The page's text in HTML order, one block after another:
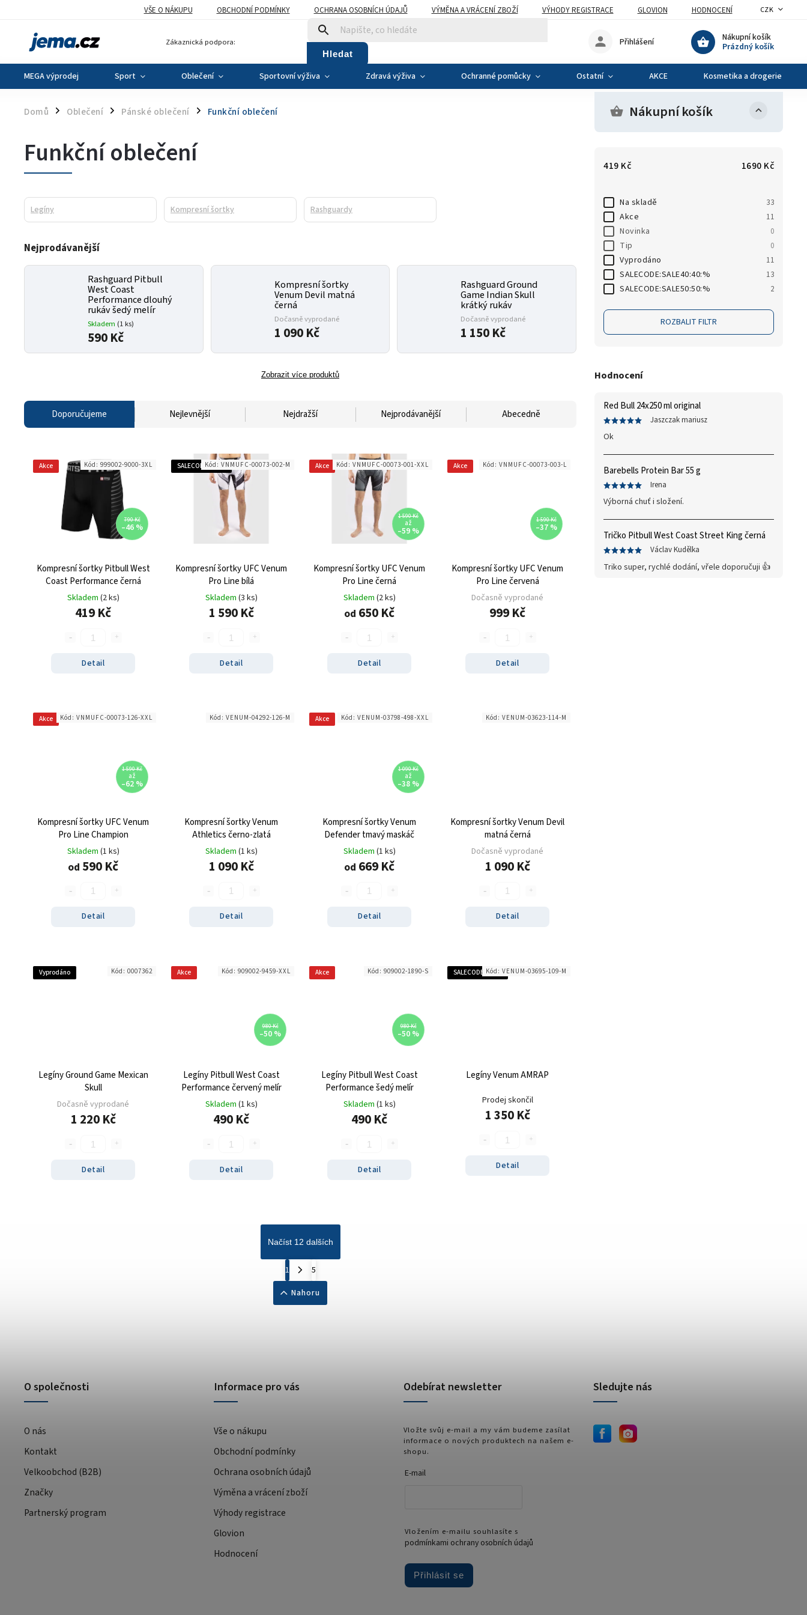
VŠE O NÁKUPU OBCHODNÍ PODMÍNKY OCHRANA OSOBNÍCH ÚDAJŮ VÝMĚNA A VRÁCENÍ ZBOŽÍ VÝHODY REGISTRACE GLOVION HODNOCENÍ CZK
Zákaznická podpora:
Hledat
Nákupní košík
Prázdný košík
Přihlášení
MEGA výprodej Sport Oblečení Sportovní výživa Zdravá výživa Ochranné pomůcky Ostatní AKCE Kosmetika a drogerie
Domů / Oblečení / Pánské oblečení / Funkční oblečení Nákupní košík
419 Kč 1690 Kč
Na skladě 33
Akce 11
Novinka 0
Tip 0
Vyprodáno 11
SALECODE:SALE40:40:% 13
SALECODE:SALE50:50:% 2
ROZBALIT FILTR
Hodnocení
Red Bull 24x250 ml original
Jaszczak mariusz
Ok
Barebells Protein Bar 55 g
Irena
Výborná chuť i složení.
Tričko Pitbull West Coast Street King černá
Václav Kudělka
Triko super, rychlé dodání, vřele doporučuji 👍
Funkční oblečení
Legíny Kompresní šortky Rashguardy
Nejprodávanější
Rashguard Pitbull
West Coast
Performance dlouhý
rukáv šedý melír
Skladem (1 ks)
590 Kč
Kompresní šortky
Venum Devil matná
černá
Dočasně vyprodané
1 090 Kč
Rashguard Ground
Game Indian Skull
krátký rukáv
Dočasně vyprodané
1 150 Kč
Zobrazit více produktů
Doporučujeme Nejlevnější Nejdražší Nejprodávanější Abecedně
Akce
790 Kč
–46 %
Kompresní šortky Pitbull West
Coast Performance černá
Skladem (2 ks)
419 Kč
Detail
Kód: 999002-9000-3XL SALECODE:SALE50:50:%
Kompresní šortky UFC Venum
Pro Line bílá
Skladem (3 ks)
1 590 Kč
Detail
Kód: VNMUFC-00073-002-M Akce
1 590 Kč
až
–59 %
Kompresní šortky UFC Venum
Pro Line černá
Skladem (2 ks)
od 650 Kč
Detail
Kód: VNMUFC-00073-001-XXL Akce
1 590 Kč
–37 %
Kompresní šortky UFC Venum
Pro Line červená
Dočasně vyprodané
999 Kč
Detail
Kód: VNMUFC-00073-003-L
Akce
1 590 Kč
až
–62 %
Kompresní šortky UFC Venum
Pro Line Champion
Skladem (1 ks)
od 590 Kč
Detail
Kód: VNMUFC-00073-126-XXL
Kompresní šortky Venum
Athletics černo-zlatá
Skladem (1 ks)
1 090 Kč
Detail
Kód: VENUM-04292-126-M Akce
1 090 Kč
až
–38 %
Kompresní šortky Venum
Defender tmavý maskáč
Skladem (1 ks)
od 669 Kč
Detail
Kód: VENUM-03798-498-XXL
Kompresní šortky Venum Devil
matná černá
Dočasně vyprodané
1 090 Kč
Detail
Kód: VENUM-03623-114-M
Vyprodáno
Legíny Ground Game Mexican
Skull
Dočasně vyprodané
1 220 Kč
Detail
Kód: 0007362 Akce
980 Kč
–50 %
Legíny Pitbull West Coast
Performance červený melír
Skladem (1 ks)
490 Kč
Detail
Kód: 909002-9459-XXL Akce
980 Kč
–50 %
Legíny Pitbull West Coast
Performance šedý melír
Skladem (1 ks)
490 Kč
Detail
Kód: 909002-1890-S SALECODE:SALE40:40:%
Legíny Venum AMRAP
Prodej skončil
1 350 Kč
Detail
Kód: VENUM-03695-109-M
Načíst 12 dalších
1
5
Nahoru
O společnosti
O nás
Kontakt
Velkoobchod (B2B)
Značky
Partnerský program
Informace pro vás
Vše o nákupu
Obchodní podmínky
Ochrana osobních údajů
Výměna a vrácení zboží
Výhody registrace
Glovion
Hodnocení
Odebírat newsletter
Vložte svůj e-mail a my vám budeme zasílat
informace o nových produktech na našem e-
shopu.
E-mail
Vložením e-mailu souhlasíte s
podmínkami ochrany osobních údajů
Přihlásit se
Sledujte nás